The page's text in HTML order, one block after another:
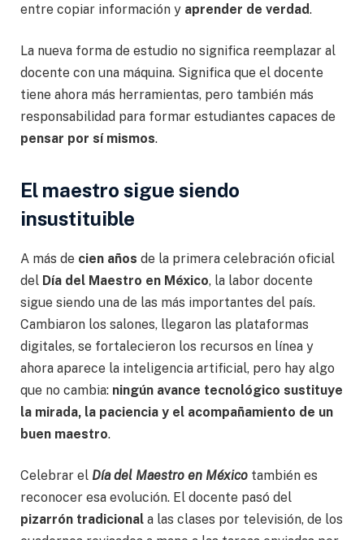
entre copiar información y aprender de verdad.
La nueva forma de estudio no significa reemplazar al
docente con una máquina. Significa que el docente
tiene ahora más herramientas, pero también más
responsabilidad para formar estudiantes capaces de
pensar por sí mismos.
El maestro sigue siendo
insustituible
A más de cien años de la primera celebración oficial
del Día del Maestro en México, la labor docente
sigue siendo una de las más importantes del país.
Cambiaron los salones, llegaron las plataformas
digitales, se fortalecieron los recursos en línea y
ahora aparece la inteligencia artificial, pero hay algo
que no cambia: ningún avance tecnológico sustituye
la mirada, la paciencia y el acompañamiento de un
buen maestro.
Celebrar el Día del Maestro en México también es
reconocer esa evolución. El docente pasó del
pizarrón tradicional a las clases por televisión, de los